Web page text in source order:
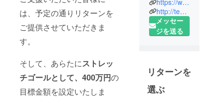
は、予定の通りリターンを
ご提供させていただきま
す。
そして、あらたにストレッ
チゴールとして、400万円の
目標金額を設定いたしま
す時間が多
く、料理好
きになる。
店で働き始
めるが、27
歳の時に強
https://www.instagram.com/195worlddish/
http://tedxkobe.com/speaker/speaker0042/
メッセー
ジを送る
リターンを
選ぶ